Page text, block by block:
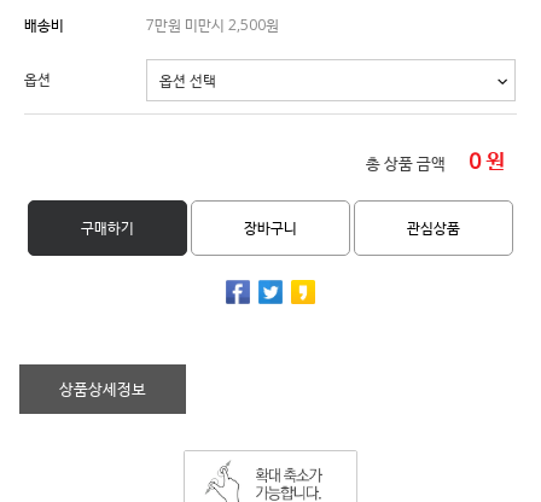
배송비
7만원 미만시 2,500원
옵션
총 상품 금액 0원
구매하기 장바구니 관심상품
상품상세정보